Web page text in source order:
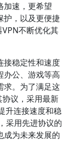
加速，更希望
护，以及更便捷
不断优化其
接稳定性和速度
办公、游戏等高
求。为了满足这
议，采用最新
升连接速度和稳
采用先进协议的
成为未来发展的